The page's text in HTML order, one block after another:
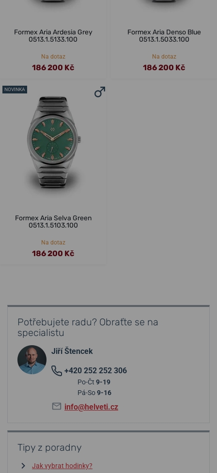
Formex Aria Ardesia Grey
0513.1.5133.100
Na dotaz
186 200 Kč
Formex Aria Denso Blue
0513.1.5033.100
Na dotaz
186 200 Kč
NOVINKA
Formex Aria Selva Green
0513.1.5103.100
Na dotaz
186 200 Kč
Potřebujete radu? Obraťte se na
specialistu
Jiří Štencek
+420 252 252 306
Po-Čt 9-19
Pá-So9-16
info@helveti.cz
Tipy z poradny
Jak vybrat hodinky?